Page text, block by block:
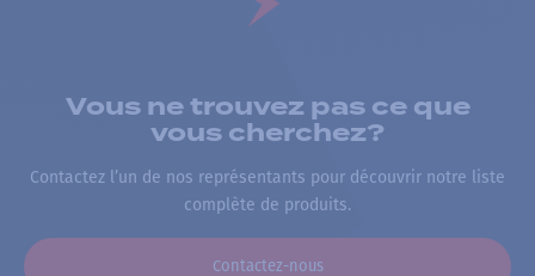
Vous ne trouvez pas ce que
vous cherchez?
Contactez l’un de nos représentants pour découvrir notre liste
complète de produits.
Contactez-nous